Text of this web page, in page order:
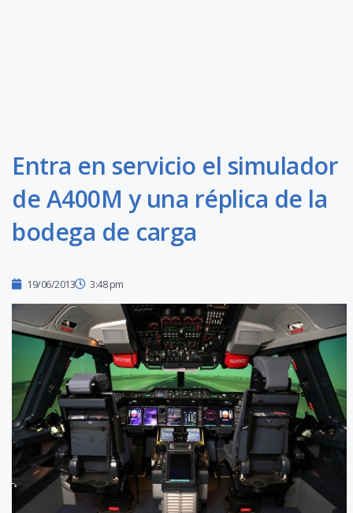
Entra en servicio el simulador
de A400M y una réplica de la
bodega de carga
19/06/2013 3:48 pm